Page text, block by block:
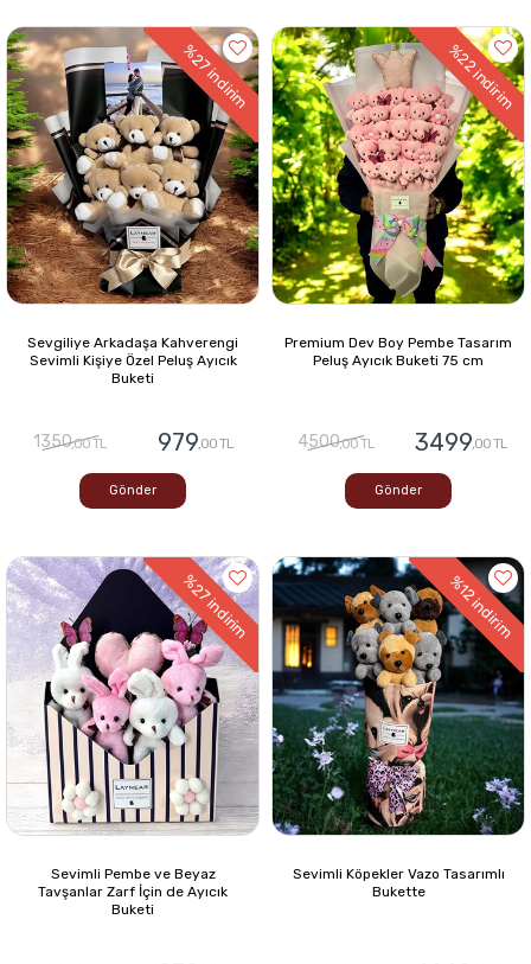
%27
indirim
Sevgiliye Arkadaşa Kahverengi
Sevimli Kişiye Özel Peluş Ayıcık
Buketi
1350,00 TL 979,00 TL
Gönder
%22
indirim
Premium Dev Boy Pembe Tasarım
Peluş Ayıcık Buketi 75 cm
4500,00 TL 3499,00 TL
Gönder
%27
indirim
Sevimli Pembe ve Beyaz
Tavşanlar Zarf İçin de Ayıcık
Buketi
%12
indirim
Sevimli Köpekler Vazo Tasarımlı
Bukette